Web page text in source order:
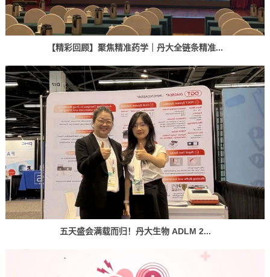
【精彩回顾】聚焦精准药学｜丹大全链条精准...
五天盛会满载而归！丹大生物 ADLM 2...